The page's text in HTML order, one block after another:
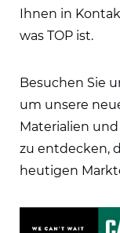
Ihnen in
was TOP ist.
Besuchen Sie
um unsere
Materialien
zu entdecken,
heutigen